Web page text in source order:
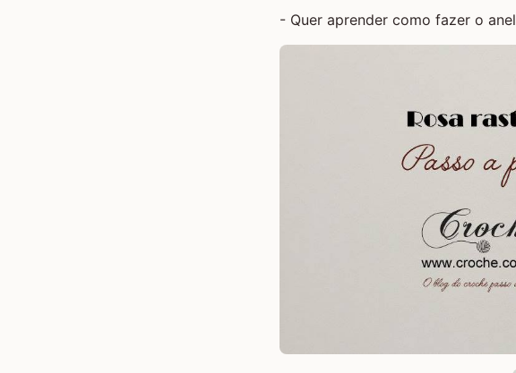
- Quer aprender como fazer o